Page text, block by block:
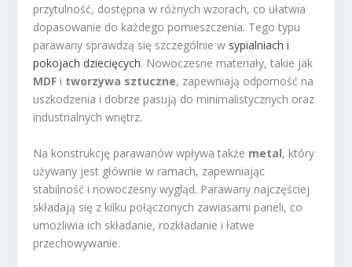
przytulność, dostępna w różnych wzorach, co ułatwia
dopasowanie do każdego pomieszczenia. Tego typu
parawany sprawdzą się szczególnie w sypialniach i
pokojach dziecięcych. Nowoczesne materiały, takie jak
MDF i tworzywa sztuczne, zapewniają odporność na
uszkodzenia i dobrze pasują do minimalistycznych oraz
industrialnych wnętrz.
Na konstrukcję parawanów wpływa także metal, który
używany jest głównie w ramach, zapewniając
stabilność i nowoczesny wygląd. Parawany najczęściej
składają się z kilku połączonych zawiasami paneli, co
umożliwia ich składanie, rozkładanie i łatwe
przechowywanie.